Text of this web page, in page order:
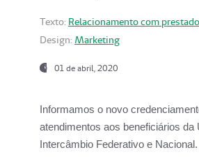
Texto: Relacionamento com
Design: Marketing
01 de abril, 2020
Informamos o novo
atendimentos aos beneficiários da
Intercâmbio Federativo e Nacional.